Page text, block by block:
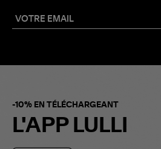
-10% EN TÉLÉCHARGEANT
L'APP LULLI